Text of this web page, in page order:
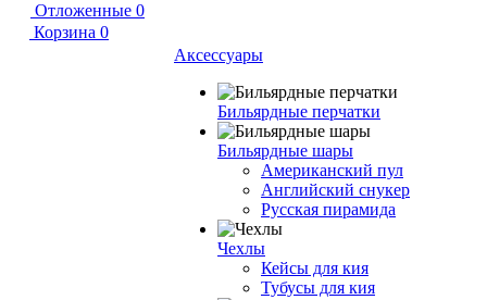
Отложенные 0
Корзина 0
Аксессуары
Бильярдные перчатки
Бильярдные шары
Американский пул
Английский снукер
Русская пирамида
Чехлы
Кейсы для кия
Тубусы для кия